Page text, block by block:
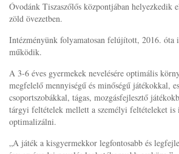
Óvodánk Tiszaszőlős központjában helyezkedik
zöld övezetben.
Intézményünk folyamatosan felújított, 2016. óta
működik.
A 3-6 éves gyermekek nevelésére optimális
megfelelő mennyiségű és minőségű játékokkal,
csoportszobákkal, tágas, mozgásfejlesztő
tárgyi feltételek mellett a személyi feltételeket is
optimalizálni.
„A játék a kisgyermekkor legfontosabb és